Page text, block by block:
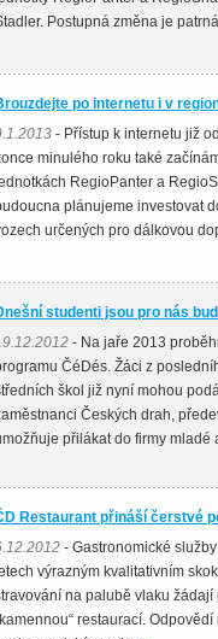
Postupná změna je
po internetu i v
- Přístup k internetu již
minulého roku také
RegioPanter a
plánujeme investovat
určených pro dálkovou
studenti jsou pro nás
- Na jaře 2013
ČéDés. Žáci z
škol již nyní mohou
Českých drah,
přilákat do firmy mladé
Restaurant přináší čerstvé
- Gastronomické
výrazným kvalitativním
na palubě vlaku
restaurací.